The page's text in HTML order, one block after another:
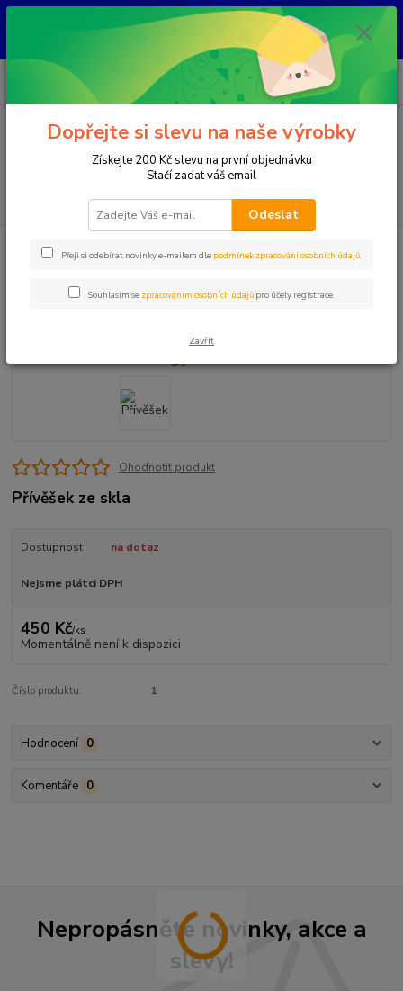
KAŽDÝ KUS JE ORIGINÁL, NIKDY NEBUDE STEJNÝ ! Každý šperk vzniká
ručně nad kahanem jako jediný originál. Jakmile se prodá, už ho znovu
nevytvořím.
Menu
+420 777 083 918
Po-Pá, 8.00 - 20.00
0 Kč
Přívěšek
Ohodnotit produkt
Přívěšek ze skla
Dostupnost na dotaz
Nejsme plátci DPH
450 Kč/ks
Momentálně není k dispozici
Číslo produktu: 1
Hodnocení 0
Komentáře 0
Nepropásněte novinky, akce a
slevy!
Dopřejte si slevu na naše výrobky
Získejte 200 Kč slevu na první objednávku
Stačí zadat váš email
Odeslat
Přeji si odebírat novinky e-mailem dle podmínek zpracování osobních údajů.
Souhlasím se zpracováním osobních údajů pro účely registrace.
Zavřít